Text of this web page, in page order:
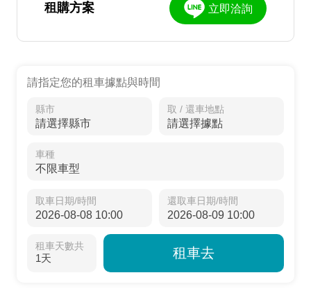
租購方案 立即洽詢
請指定您的租車據點與時間
縣市 取 / 還車地點
車種
取車日期/時間 還取車日期/時間
租車天數共
1天 租車去